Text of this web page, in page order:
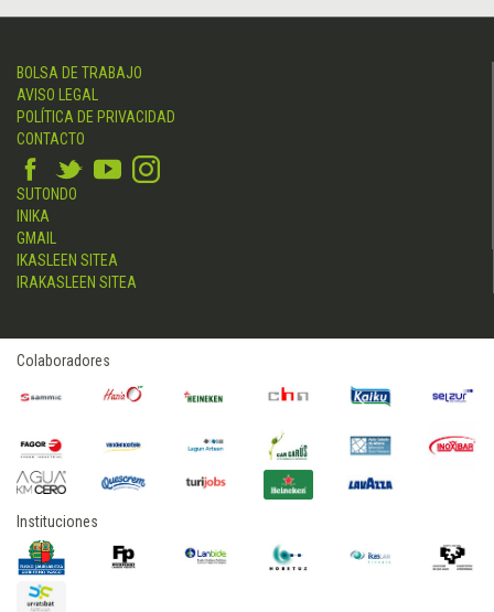
BOLSA DE TRABAJO
AVISO LEGAL
POLÍTICA DE PRIVACIDAD
CONTACTO
SUTONDO
INIKA
GMAIL
IKASLEEN SITEA
IRAKASLEEN SITEA
Colaboradores
Instituciones